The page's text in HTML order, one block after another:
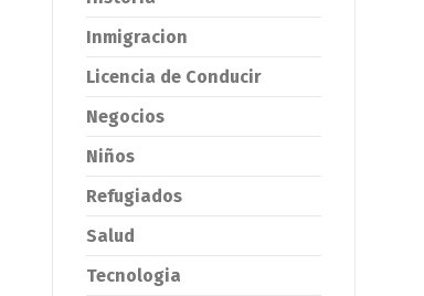
Inmigracion
Licencia de Conducir
Negocios
Niños
Refugiados
Salud
Tecnologia